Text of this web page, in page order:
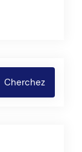
Cherchez